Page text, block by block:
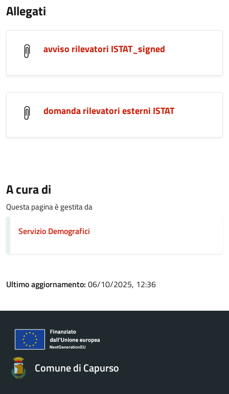
Allegati
avviso rilevatori ISTAT_signed
domanda rilevatori esterni ISTAT
A cura di
Questa pagina è gestita da
Servizio Demografici
Ultimo aggiornamento: 06/10/2025, 12:36
Comune di Capurso